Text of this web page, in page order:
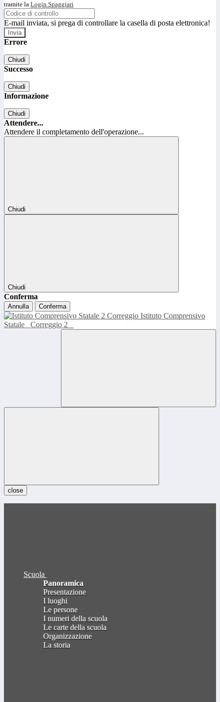
tramite la Login Spaggiari
E-mail inviata, si prega di controllare la casella di posta elettronica!
Errore
Chiudi
Successo
Chiudi
Informazione
Chiudi
Attendere...
Attendere il completamento dell'operazione...
Chiudi
Chiudi
Conferma
Annulla Conferma
Istituto Comprensivo
Statale
Correggio 2
close
Scuola
Panoramica
Presentazione
I luoghi
Le persone
I numeri della scuola
Le carte della scuola
Organizzazione
La storia